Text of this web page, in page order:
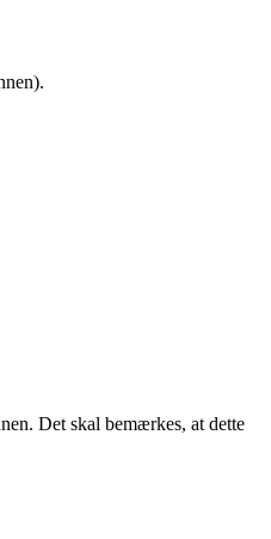
Det skal bemærkes, at dette